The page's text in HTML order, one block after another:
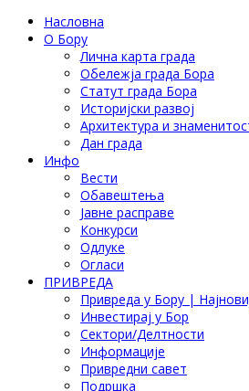
Насловна
О Бору
Лична карта града
Обележја града Бора
Статут града Бора
Историјски развој
Архитектура и
Дан града
Инфо
Вести
Обавештења
Јавне расправе
Конкурси
Одлуке
Огласи
ПРИВРЕДА
Привреда у Бору |
Инвестирај у Бор
Сектори/Делтности
Информације
Привредни савет
Подршка